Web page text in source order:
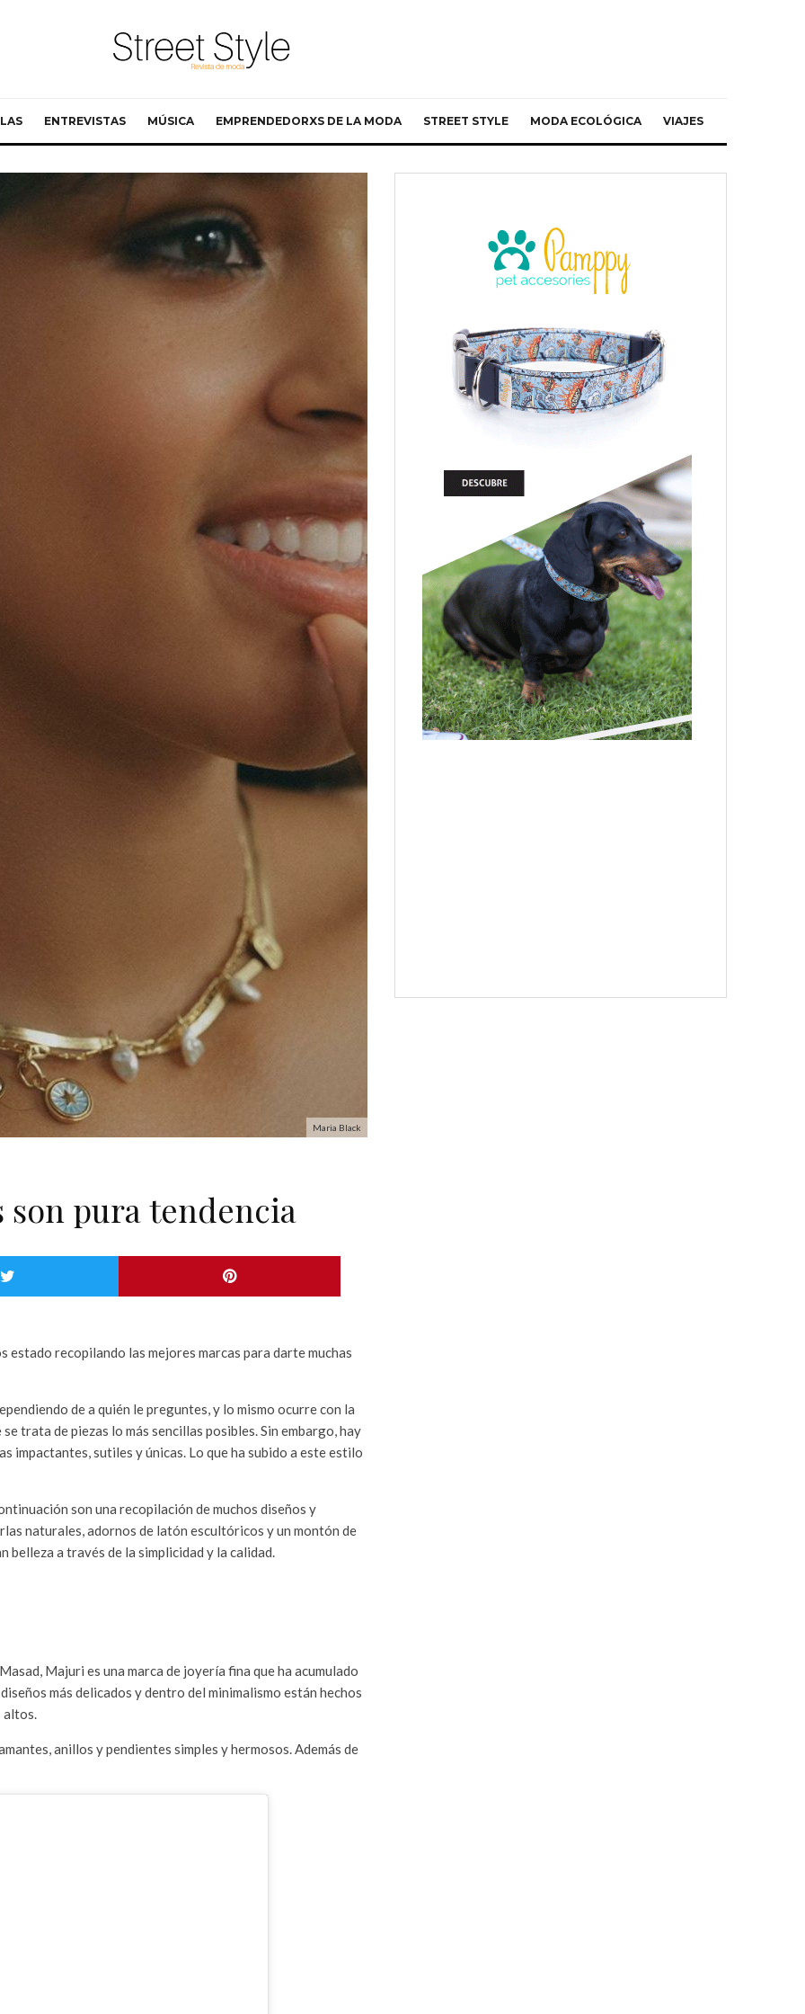
ENTREVISTAS MÚSICA EMPRENDEDORXS DE LA MODA STREET STYLE MODA ECOLÓGICA VIAJES
Maria Black
pura tendencia
estado recopilando las mejores marcas para darte muchas
de a quién le preguntes, y lo mismo ocurre con la
trata de piezas lo más sencillas posibles. Sin embargo, hay
impactantes, sutiles y únicas. Lo que ha subido a este estilo
son una recopilación de muchos diseños y
naturales, adornos de latón escultóricos y un montón de
a través de la simplicidad y la calidad.
Majuri es una marca de joyería fina que ha acumulado
más delicados y dentro del minimalismo están hechos
anillos y pendientes simples y hermosos. Además de